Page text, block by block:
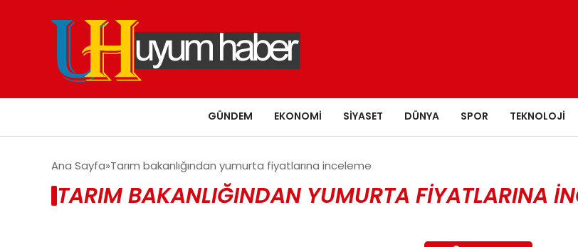
GÜNDEM EKONOMI SIYASET DÜNYA SPOR TEKNOLOJI
Ana Sayfa Tarım bakanlığından yumurta fiyatlarına inceleme
TARIM BAKANLIĞINDAN YUMURTA FIYATLARINA